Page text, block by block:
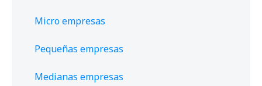
Micro empresas
Pequeñas empresas
Medianas empresas